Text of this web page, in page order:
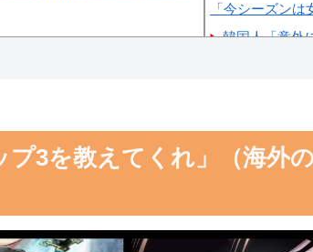
「今シーズンは
韓国人「意外
3を教えてくれ」（海外